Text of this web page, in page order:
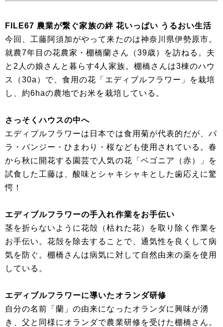
FILE67 農業が繋ぐ家族の絆 花いっぱい うるおい生活
今回、工藤阿須加がやって来たのは神奈川県伊勢原市。
就農7年目の花農家・棚橋蘭さん（39歳）を訪ねる。夫
と2人の娘さんと暮らす4人家族。棚橋さんは3棟のハウ
ス（30a）で、食用の花「エディブルフラワー」を栽培
し、約6haの農地でお米を栽培している。
さっそくハウスの中へ
エディブルフラワーは日本では食用菊が代表的だが、バ
ラ・パンジー・ひまわり・桜なども使用されている。春
から秋に開花する園芸で人気の花「ベゴニア（赤）」を
試食した工藤は、酸味とシャキシャキとした歯応えに驚
愕！
エディブルフラワーの手入れ作業をお手伝い
茎を折らないように花殻（枯れた花）を取り除く作業を
お手伝い。花殻を除去することで、通気性を良くして病
気を防ぐ。棚橋さんは病気に対して自然由来の薬を使用
している。
エディブルフラワーに導いたオランダ研修
自分の名前「蘭」の由来になったオランダに興味が湧
き、父と同様にオランダで農業研修を受けた棚橋さん。